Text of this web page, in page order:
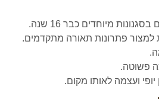
מיוחדים כבר 16 שנה.
למצור פתרונות תאורה מתקדמים.
פשוטה.
ועצמה לאותו מקום.